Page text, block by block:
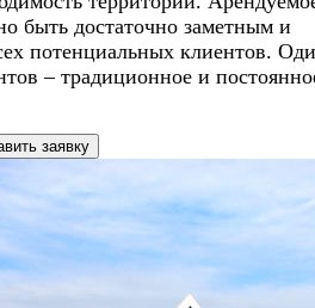
быть достаточно заметным и
потенциальных клиентов.
– традиционное и
заявку